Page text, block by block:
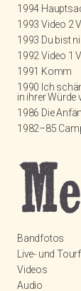
1994
1993 Video 2
1993 Du bist
1992 Video 1
1991 Komm
1990 Ich
in ihrer Würde
1986 Die
1982–85
Bandfotos
Live- und
Videos
Audio